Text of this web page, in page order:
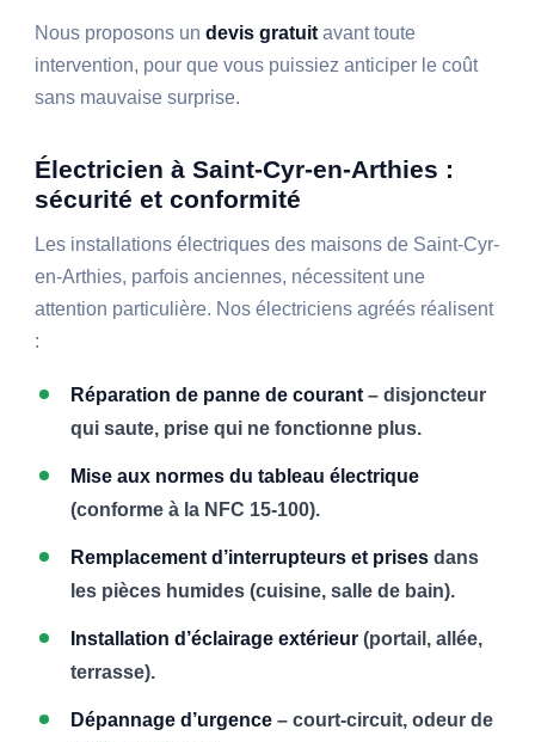
Nous proposons undevis gratuitavant toute
intervention, pour que vous puissiez anticiper le coût
sans mauvaise surprise.
Électricien à Saint-Cyr-en-Arthies :
sécurité et conformité
Les installations électriques des maisons de Saint-Cyr-
en-Arthies, parfois anciennes, nécessitent une
attention particulière. Nos électriciens agréés réalisent
:
Réparation de panne de courant– disjoncteur
qui saute, prise qui ne fonctionne plus.
Mise aux normes du tableau électrique
(conforme à la NFC 15-100).
Remplacement d’interrupteurs et prises dans
les pièces humides (cuisine, salle de bain).
Installation d’éclairage extérieur (portail, allée,
terrasse).
Dépannage d’urgence – court-circuit, odeur de